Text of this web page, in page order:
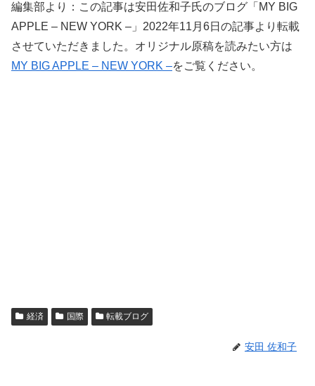
編集部より：この記事は安田佐和子氏のブログ「MY BIG
APPLE – NEW YORK –」2022年11月6日の記事より転載
させていただきました。オリジナル原稿を読みたい方は
MY BIG APPLE – NEW YORK –をご覧ください。
経済 国際 転載ブログ
安田 佐和子